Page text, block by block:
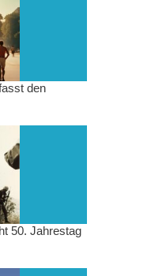
den
50. Jahrestag